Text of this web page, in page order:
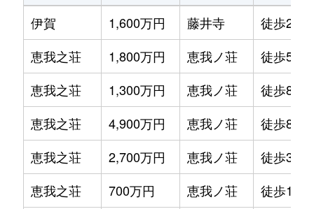
伊賀
1,600万円 藤井寺
徒歩21分
恵我之荘
1,800万円 恵我ノ荘
徒歩5分
恵我之荘
1,300万円 恵我ノ荘
徒歩8分
恵我之荘
4,900万円 恵我ノ荘
徒歩8分
恵我之荘
2,700万円 恵我ノ荘
徒歩3分
恵我之荘
700万円 恵我ノ荘
徒歩10分